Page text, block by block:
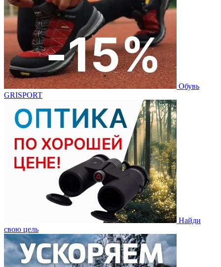
Обувь
GRISPORT
Найди
свою цель